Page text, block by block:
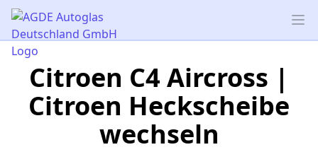
AGDE Autoglas Deutschland GmbH
Citroen C4 Aircross |
Citroen Heckscheibe
wechseln